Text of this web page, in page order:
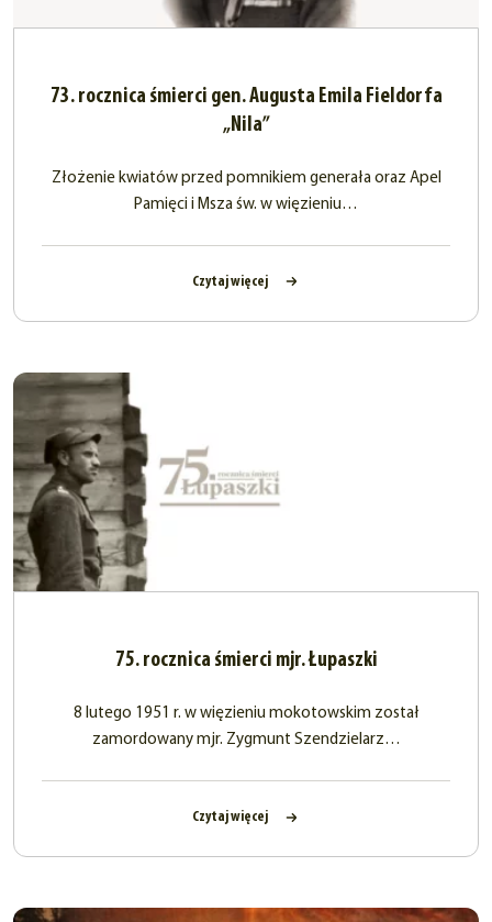
73. rocznica śmierci gen. Augusta Emila Fieldorfa
„Nila”
Złożenie kwiatów przed pomnikiem generała oraz Apel
Pamięci i Msza św. w więzieniu…
Czytaj więcej
75. rocznica śmierci mjr. Łupaszki
8 lutego 1951 r. w więzieniu mokotowskim został
zamordowany mjr. Zygmunt Szendzielarz…
Czytaj więcej